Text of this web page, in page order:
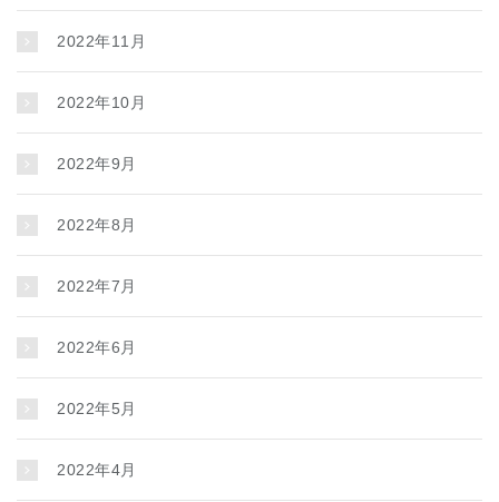
2022年11月
2022年10月
2022年9月
2022年8月
2022年7月
2022年6月
2022年5月
2022年4月